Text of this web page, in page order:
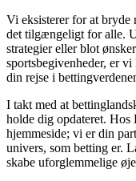
Vi eksisterer for at bryde
det tilgængeligt for alle.
strategier eller blot
sportsbegivenheder, er
din rejse i
I takt med at
holde dig opdateret. Hos
hjemmeside; vi er din
univers, som betting er.
skabe uforglemmelige